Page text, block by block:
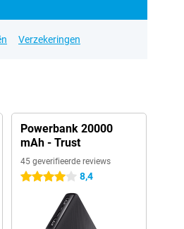
Verzekeringen
Powerbank 20000
mAh - Trust
45 geverifieerde reviews
4 sterren 8,4